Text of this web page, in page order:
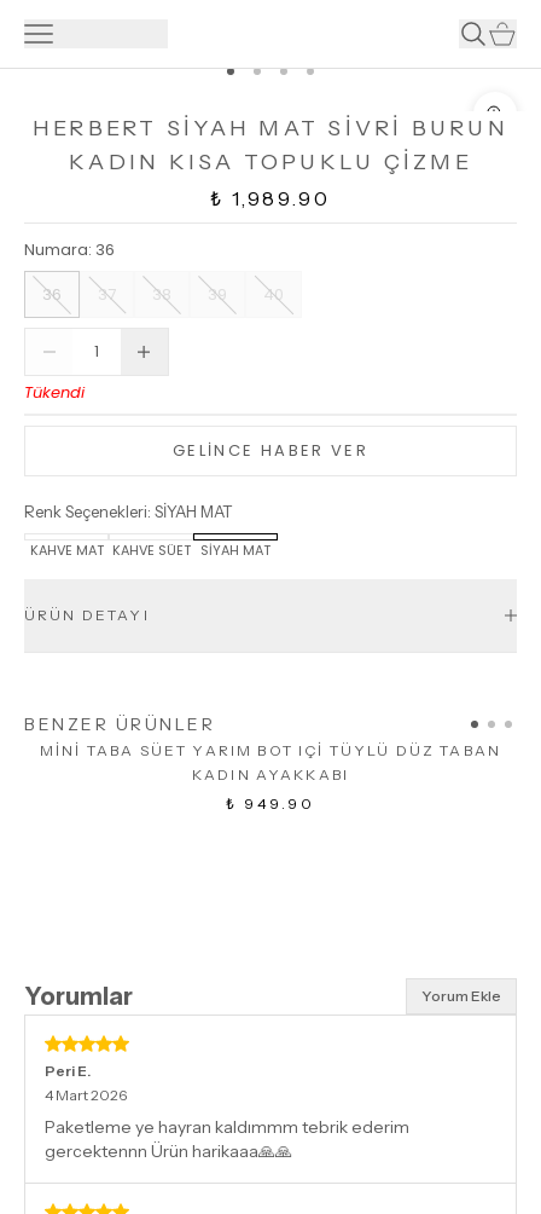
HERBERT SİYAH MAT SİVRİ BURUN
KADIN KISA TOPUKLU ÇİZME
₺ 1,989.90
Numara: 36
36
37 38 39 40
Tükendi
GELİNCE HABER VER
Renk Seçenekleri: SİYAH MAT
KAHVE MAT KAHVE SÜET SİYAH MAT
ÜRÜN DETAYI
BENZER ÜRÜNLER
MİNİ TABA SÜET YARIM BOT IÇİ TÜYLÜ DÜZ TABAN
KADIN AYAKKABI
₺ 949.90
Yorumlar Yorum Ekle
Peri E.
4 Mart 2026
Paketleme ye hayran kaldımmm tebrik ederim
gercektennn Ürün harikaaa🙏🙏